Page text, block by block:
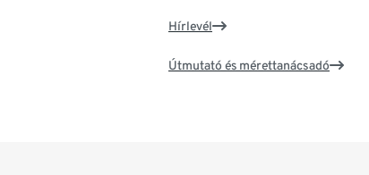
Hírlevél
Útmutató és mérettanácsadó